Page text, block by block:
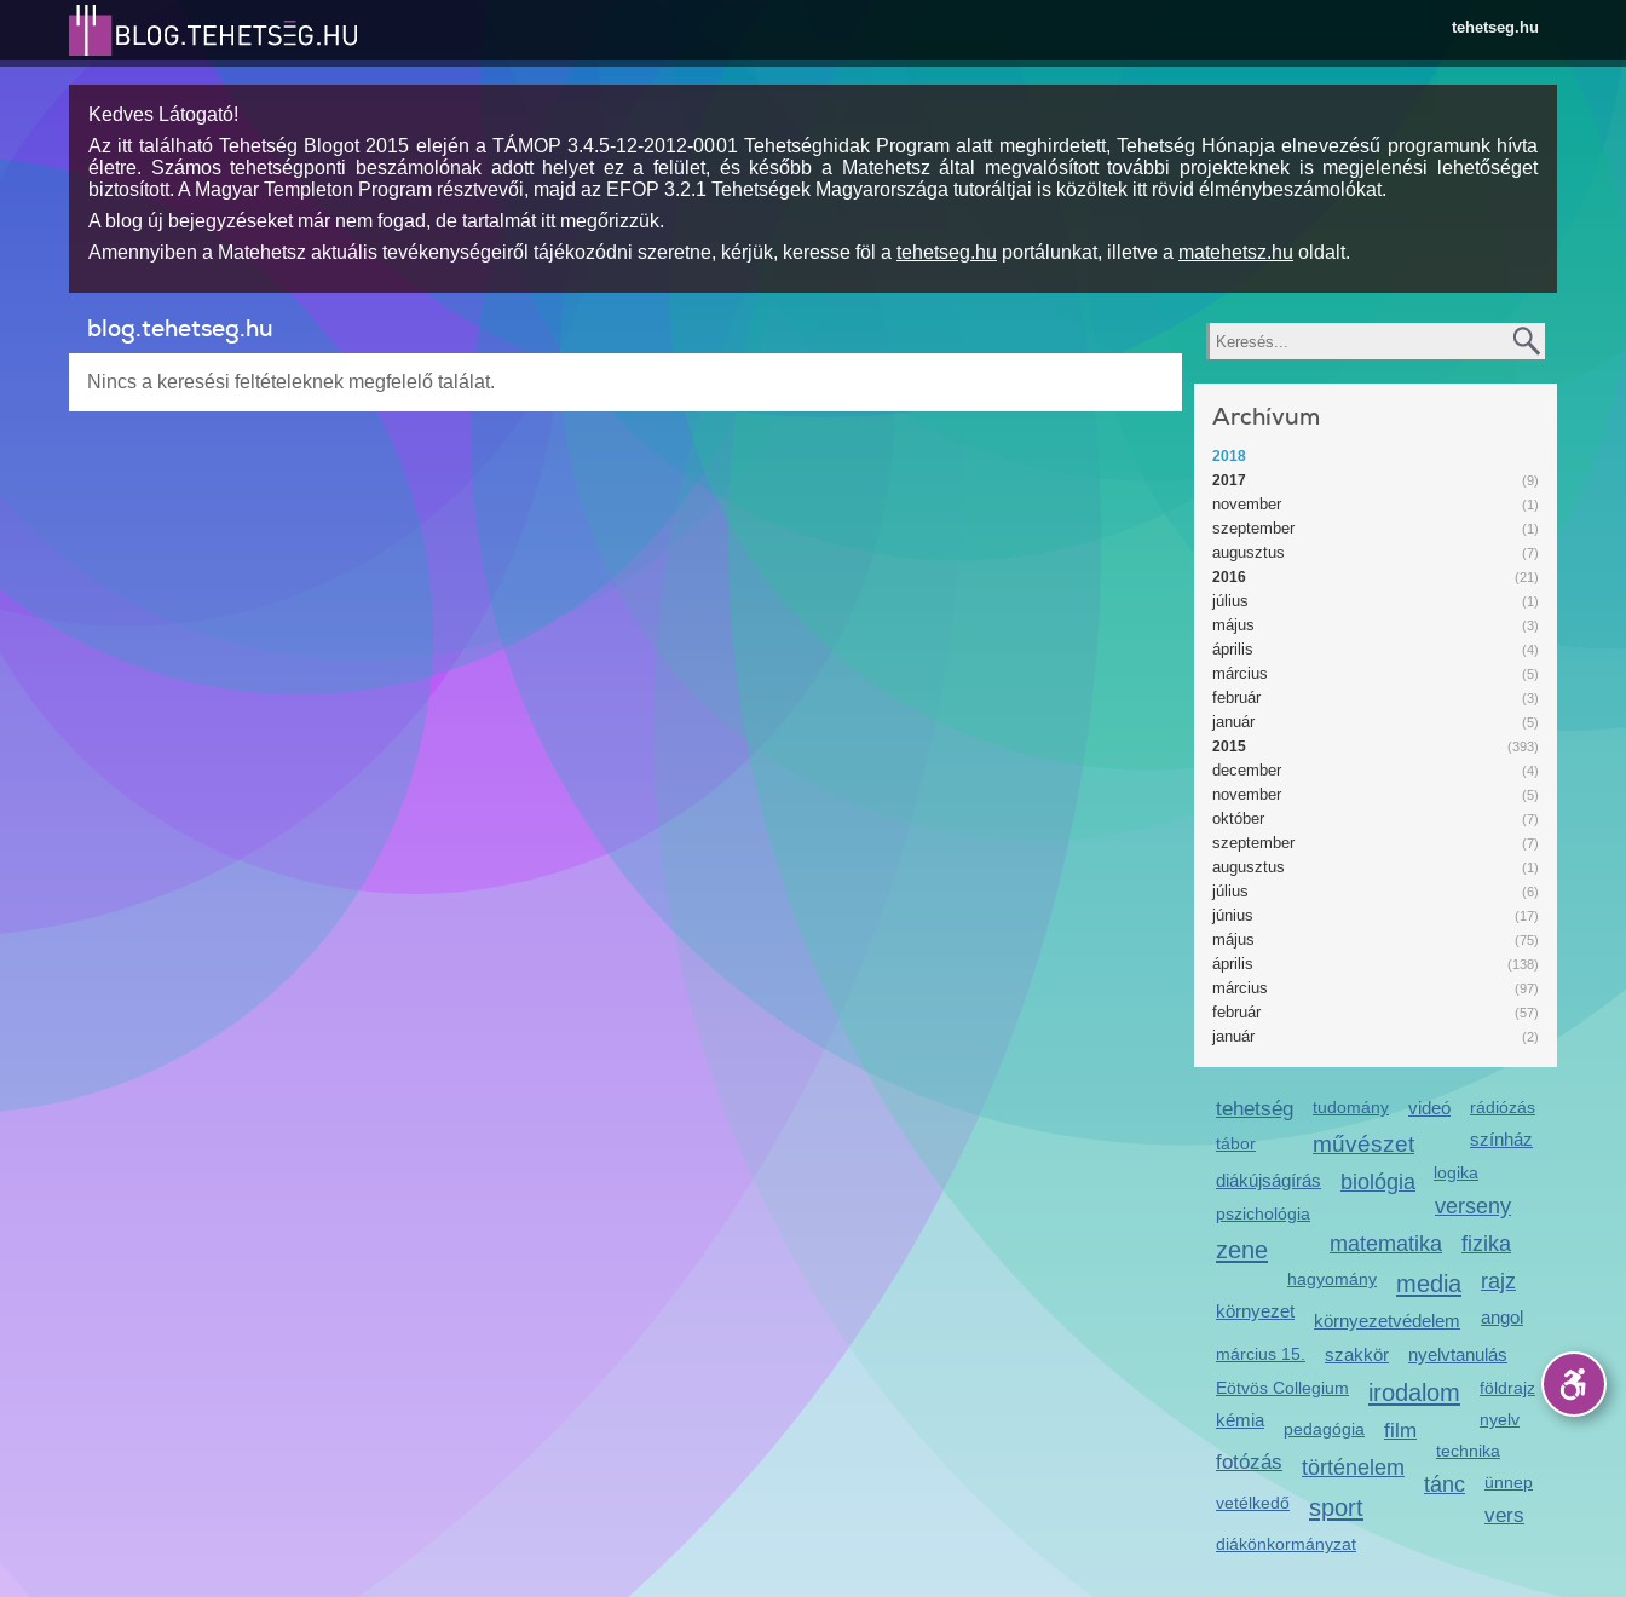
tehetseg.hu
Kedves Látogató!
Az itt található Tehetség Blogot 2015 elején a TÁMOP 3.4.5-12-2012-0001 Tehetséghidak Program alatt meghirdetett, Tehetség Hónapja elnevezésű programunk hívta
életre. Számos tehetségponti beszámolónak adott helyet ez a felület, és később a Matehetsz által megvalósított további projekteknek is megjelenési lehetőséget
biztosított. A Magyar Templeton Program résztvevői, majd az EFOP 3.2.1 Tehetségek Magyarországa tutoráltjai is közöltek itt rövid élménybeszámolókat.
A blog új bejegyzéseket már nem fogad, de tartalmát itt megőrizzük.
Amennyiben a Matehetsz aktuális tevékenységeiről tájékozódni szeretne, kérjük, keresse föl a tehetseg.hu portálunkat, illetve a matehetsz.hu oldalt.
blog.tehetseg.hu
Nincs a keresési feltételeknek megfelelő találat.
Keresés
Archívum
2018
(9)
2017
(1)
november
(1)
szeptember
(7)
augusztus
(21)
2016
(1)
július
(3)
május
(4)
április
(5)
március
(3)
február
(5)
január
(393)
2015
(4)
december
(5)
november
(7)
október
(7)
szeptember
(1)
augusztus
(6)
július
(17)
június
(75)
május
(138)
április
(97)
március
(57)
február
(2)
január
tehetség tudomány videó
művészet
rádiózás
színház
tábor
diákújságírás logika
biológia
verseny
pszichológia
matematika fizika
zene
hagyomány media rajz
környezet környezetvédelem
március 15. szakkör
angol
nyelvtanulás
Eötvös Collegium irodalom földrajz
kémia pedagógia nyelv
film
technika
fotózás történelem
tánc
vetélkedő
ünnep
sport vers
diákönkormányzat